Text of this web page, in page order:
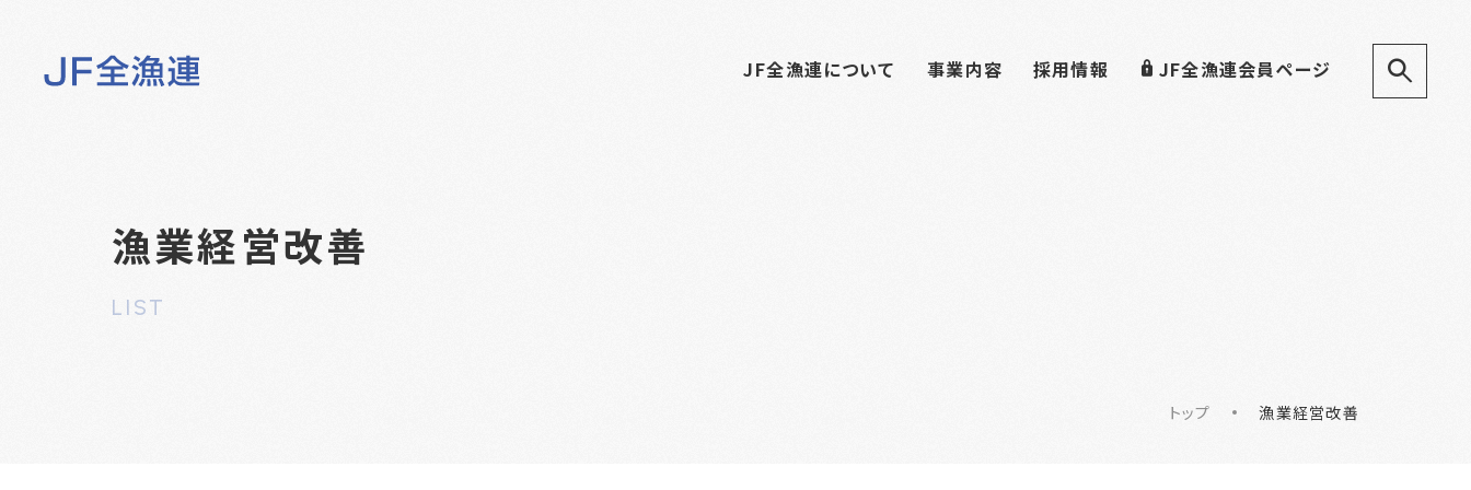
JF全漁連について 事業内容 採用情報 JF全漁連会員ページ
漁業経営改善
LIST
トップ 漁業経営改善